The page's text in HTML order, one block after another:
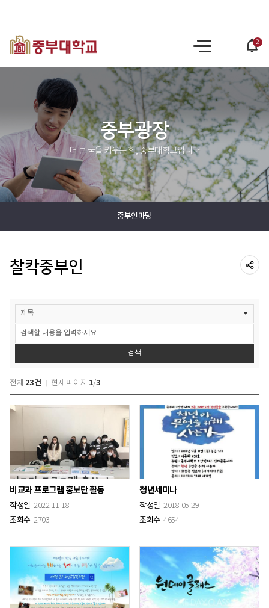
사
트
맵
2
중부광장
더 큰 꿈을 키우는 힘, 중부대학교입니다
중부인마당
찰칵중부인
게시물
검색
전체 23건 현재 페이지 1/3
비교과 프로그램 홍보단 활동
작성일 2022-11-18
조회수 2703
청년세미나
작성일 2018-05-29
조회수 4654